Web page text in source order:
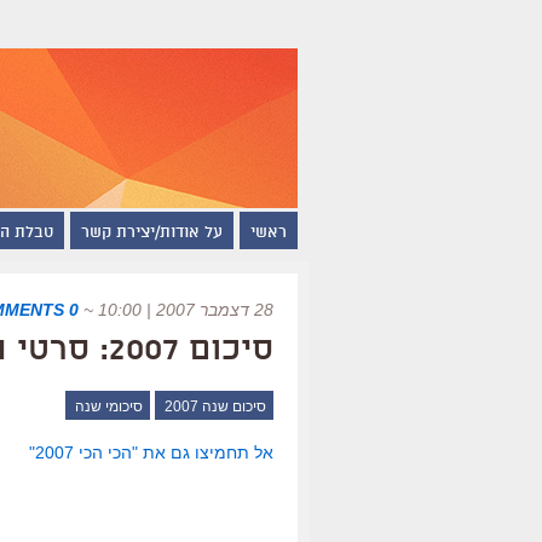
ראשי על אודות/יצירת קשר טבלת
28 דצמבר 2007 | 10:00 ~
0 COMMENTS
סיכום 2007: סרטי השנה של "סינמסקופ"
סיכום שנה 2007 סיכומי שנה
אל תחמיצו גם את "הכי הכי 2007"